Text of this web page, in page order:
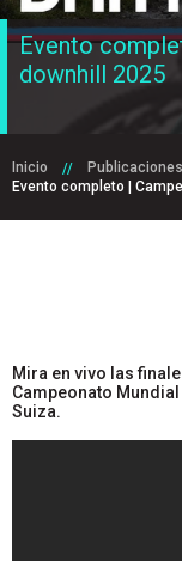
Evento
downhill 2025
Inicio Publicaciones
Evento completo |
Mira en vivo las
Campeonato Mundial
Suiza.